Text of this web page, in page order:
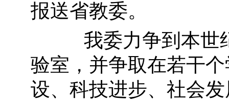
报送省教委。
我委力争到本世纪
验室，并争取在若干
设、科技进步、社会